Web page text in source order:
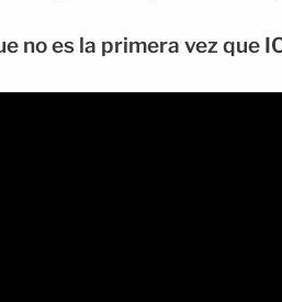
no es la primera vez que